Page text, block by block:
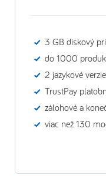
3 GB diskový
do 1000
2 jazykové verzie
TrustPay
zálohové a
viac než 130